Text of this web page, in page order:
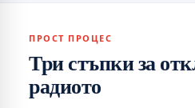
ПРОСТ ПРОЦЕС
Три стъпки за
радиото